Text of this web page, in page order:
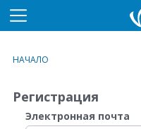
M
u
НАЧАЛО
Регистрация
Электронная почта